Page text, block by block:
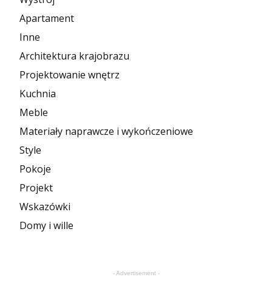
Apartament
Inne
Architektura krajobrazu
Projektowanie wnętrz
Kuchnia
Meble
Materiały naprawcze i wykończeniowe
Style
Pokoje
Projekt
Wskazówki
Domy i wille
- Advertisement -